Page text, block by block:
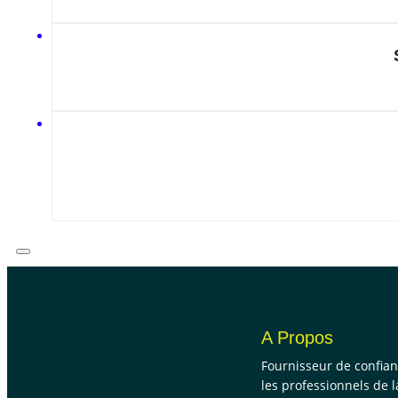
A Propos
Fournisseur de
les professionnels de